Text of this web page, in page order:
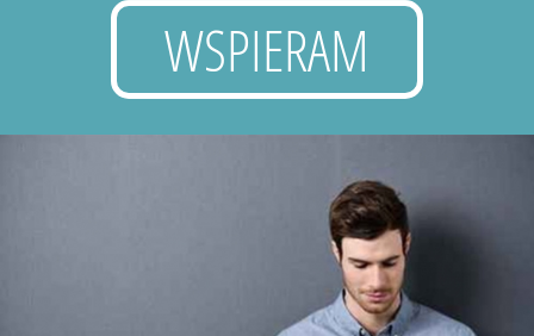
WSPIERAM